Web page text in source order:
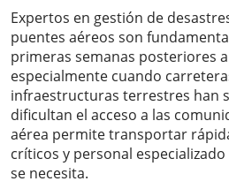
Expertos en gestión de
puentes aéreos son
primeras semanas posteriores
especialmente cuando
infraestructuras terrestres han
dificultan el acceso a las
aérea permite transportar
críticos y personal
se necesita.